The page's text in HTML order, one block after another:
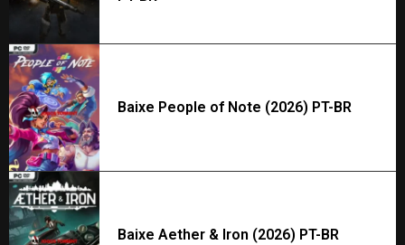
Baixe People of Note (2026) PT-BR
Baixe Aether & Iron (2026) PT-BR